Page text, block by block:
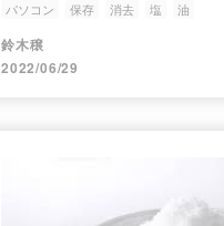
パソコン 保存 消去 塩 油
鈴木穣
2022/06/29